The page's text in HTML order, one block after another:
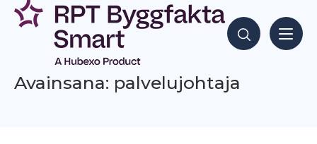
Siirry
sisältöön
Hae sisältöjä
Avainsana: palvelujohtaja